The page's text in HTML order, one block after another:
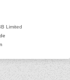
Limited